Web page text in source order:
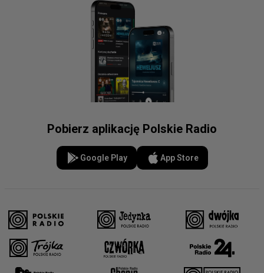
Pobierz aplikację Polskie Radio
Google Play App Store